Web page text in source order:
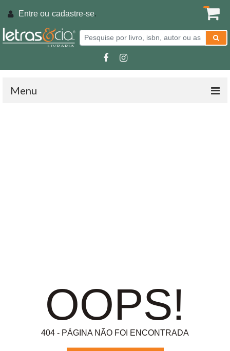
Entre ou cadastre-se.
Menu
OOPS!
404 - PÁGINA NÃO FOI ENCONTRADA